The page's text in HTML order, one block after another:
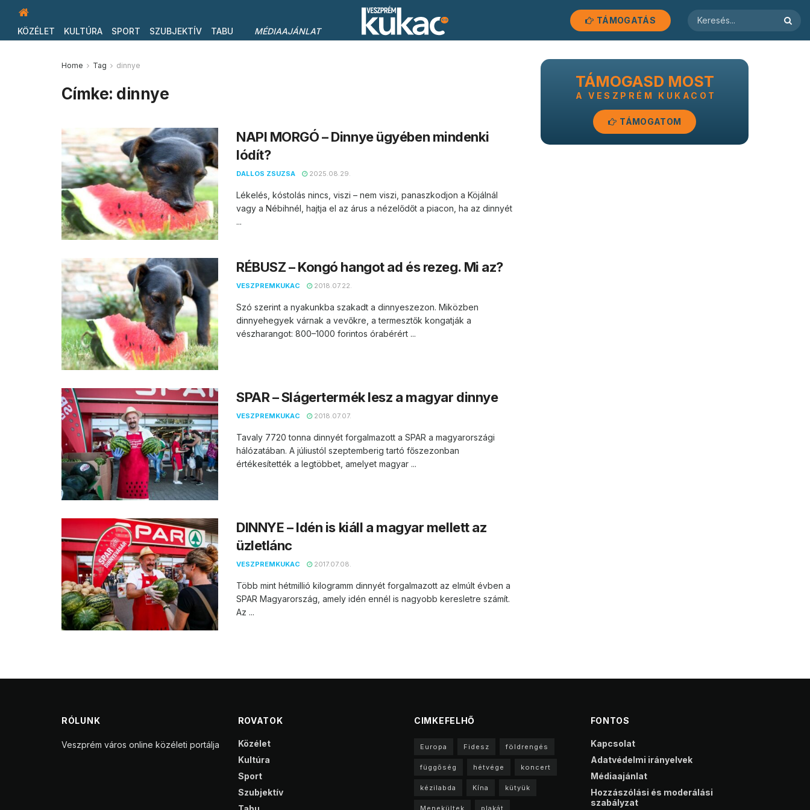
KÖZÉLET KULTÚRA SPORT SZUBJEKTÍV TABU MÉDIAAJÁNLAT
TÁMOGATÁS
Home Tag dinnye
Címke: dinnye
NAPI MORGÓ – Dinnye ügyében mindenki
lódít?
DALLOS ZSUZSA 2025.08.29.
Lékelés, kóstolás nincs, viszi – nem viszi, panaszkodjon a Köjálnál
vagy a Nébihnél, hajtja el az árus a nézelődőt a piacon, ha az dinnyét
...
RÉBUSZ – Kongó hangot ad és rezeg. Mi az?
VESZPREMKUKAC 2018.07.22.
Szó szerint a nyakunkba szakadt a dinnyeszezon. Miközben
dinnyehegyek várnak a vevőkre, a termesztők kongatják a
vészharangot: 800–1000 forintos órabérért ...
SPAR – Slágertermék lesz a magyar dinnye
VESZPREMKUKAC 2018.07.07.
Tavaly 7720 tonna dinnyét forgalmazott a SPAR a magyarországi
hálózatában. A júliustól szeptemberig tartó főszezonban
értékesítették a legtöbbet, amelyet magyar ...
DINNYE – Idén is kiáll a magyar mellett az
üzletlánc
VESZPREMKUKAC 2017.07.08.
Több mint hétmillió kilogramm dinnyét forgalmazott az elmúlt évben a
SPAR Magyarország, amely idén ennél is nagyobb keresletre számít.
Az ...
TÁMOGASD MOST
A VESZPRÉM KUKACOT
TÁMOGATOM
RÓLUNK
Veszprém város online közéleti portálja
ROVATOK
Közélet
Kultúra
Sport
Szubjektív
CIMKEFELHŐ
Europa Fidesz földrengés
függőség hétvége koncert
kézilabda Kína kütyük
Menekültek plakát
FONTOS
Kapcsolat
Adatvédelmi irányelvek
Médiaajánlat
Hozzászólási és moderálási
szabályzat